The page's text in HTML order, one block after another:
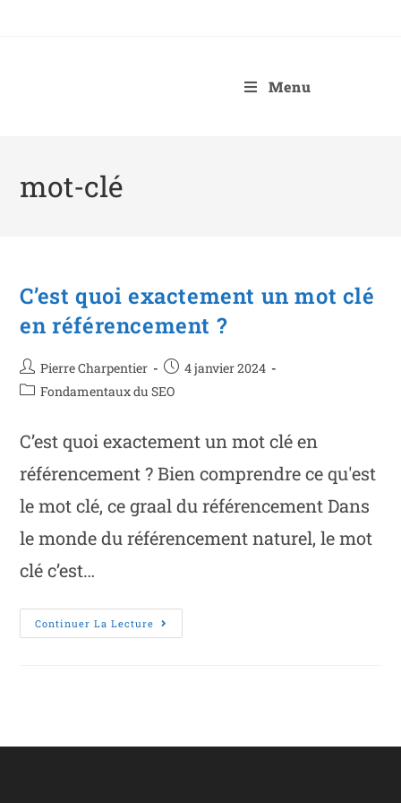
Menu
mot-clé
C’est quoi exactement un mot clé
en référencement ?
Pierre Charpentier
4 janvier 2024
Fondamentaux du SEO
C’est quoi exactement un mot clé en
référencement ? Bien comprendre ce qu'est
le mot clé, ce graal du référencement Dans
le monde du référencement naturel, le mot
clé c’est…
Continuer La Lecture